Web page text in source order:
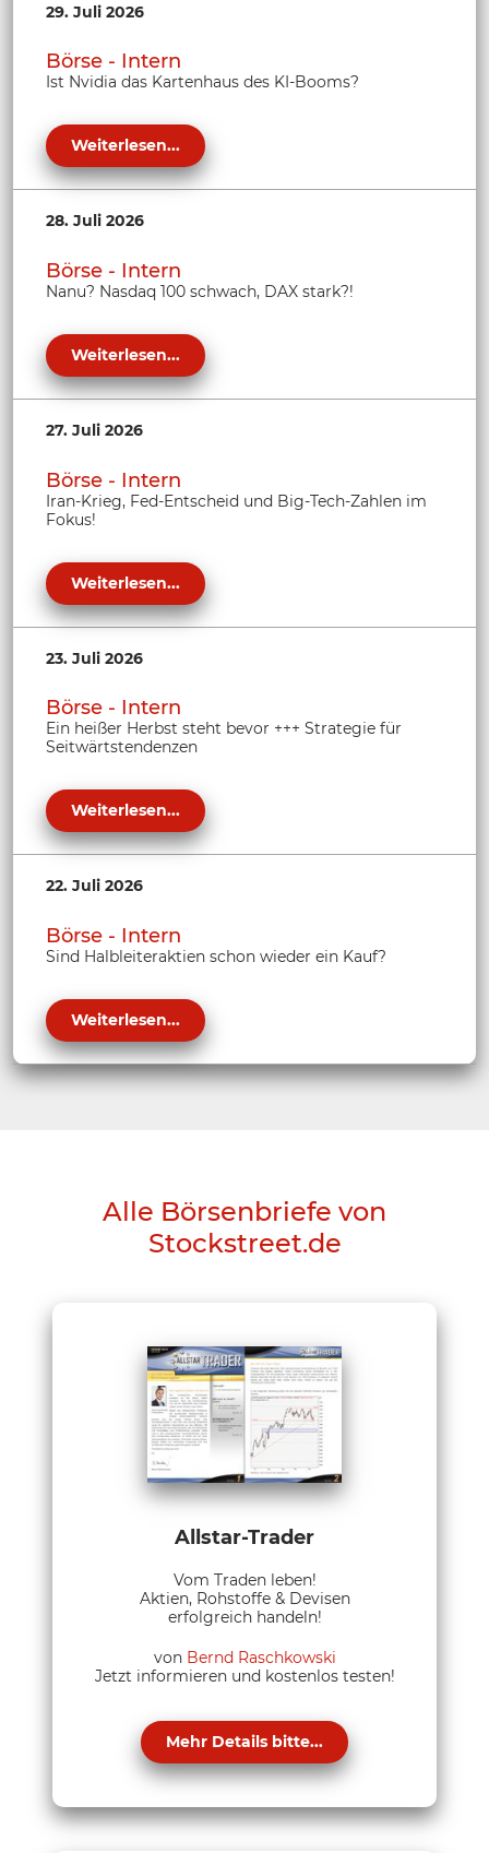
29. Juli 2026
Börse - Intern
Ist Nvidia das Kartenhaus des KI-Booms?
Weiterlesen...
28. Juli 2026
Börse - Intern
Nanu? Nasdaq 100 schwach, DAX stark?!
Weiterlesen...
27. Juli 2026
Börse - Intern
Iran-Krieg, Fed-Entscheid und Big-Tech-Zahlen im
Fokus!
Weiterlesen...
23. Juli 2026
Börse - Intern
Ein heißer Herbst steht bevor +++ Strategie für
Seitwärtstendenzen
Weiterlesen...
22. Juli 2026
Börse - Intern
Sind Halbleiteraktien schon wieder ein Kauf?
Weiterlesen...
Alle Börsenbriefe von
Stockstreet.de
Allstar-Trader
Vom Traden leben!
Aktien, Rohstoffe & Devisen
erfolgreich handeln!
von Bernd Raschkowski
Jetzt informieren und kostenlos testen!
Mehr Details bitte...